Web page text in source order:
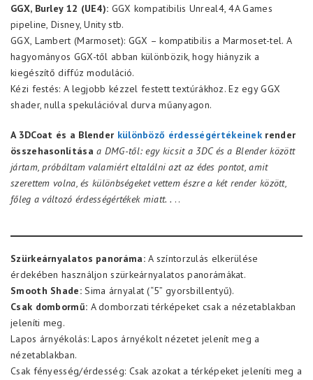
GGX, Burley 12 (UE4): GGX kompatibilis Unreal4, 4A Games
pipeline, Disney, Unity stb.
GGX, Lambert (Marmoset): GGX – kompatibilis a Marmoset-tel. A
hagyományos GGX-től abban különbözik, hogy hiányzik a
kiegészítő diffúz moduláció.
Kézi festés: A legjobb kézzel festett textúrákhoz. Ez egy GGX
shader, nulla spekulációval durva műanyagon.
A 3DCoat és a Blender különböző érdességértékeinek render
összehasonlítása a DMG-től: egy kicsit a 3DC és a Blender között
jártam, próbáltam valamiért eltalálni azt az édes pontot, amit
szerettem volna, és különbségeket vettem észre a két render között,
főleg a változó érdességértékek miatt. . ..
Szürkeárnyalatos panoráma:A színtorzulás elkerülése
érdekében használjon szürkeárnyalatos panorámákat.
Smooth Shade:Sima árnyalat (“5” gyorsbillentyű).
Csak dombormű: A domborzati térképeket csak a nézetablakban
jeleníti meg.
Lapos árnyékolás: Lapos árnyékolt nézetet jelenít meg a
nézetablakban.
Csak fényesség/érdesség: Csak azokat a térképeket jeleníti meg a